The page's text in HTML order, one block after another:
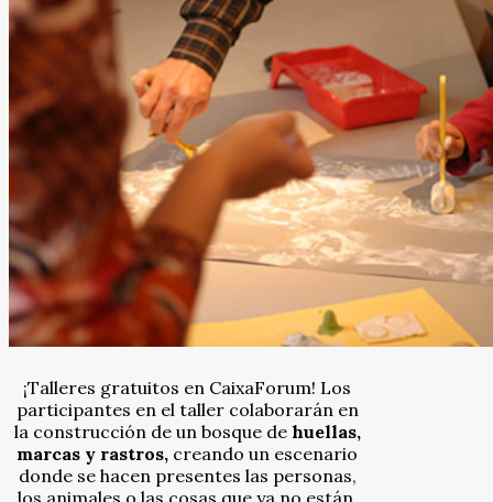
¡Talleres gratuitos en CaixaForum! Los
participantes en el taller colaborarán en
la construcción de un bosque de huellas,
marcas y rastros, creando un escenario
donde se hacen presentes las personas,
los animales o las cosas que ya no están.